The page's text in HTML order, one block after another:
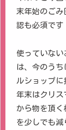
末年始のご
認も必須です
使っていな
は、今のう
ルショップに
年末はクリス
から物を頂
を少しでも減